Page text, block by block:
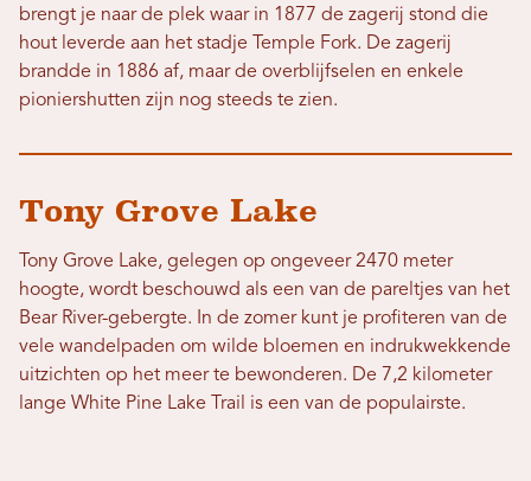
brengt je naar de plek waar in 1877 de zagerij stond die
hout leverde aan het stadje Temple Fork. De zagerij
brandde in 1886 af, maar de overblijfselen en enkele
pioniershutten zijn nog steeds te zien.
Tony Grove Lake
Tony Grove Lake, gelegen op ongeveer 2470 meter
hoogte, wordt beschouwd als een van de pareltjes van het
Bear River-gebergte. In de zomer kunt je profiteren van de
vele wandelpaden om wilde bloemen en indrukwekkende
uitzichten op het meer te bewonderen. De 7,2 kilometer
lange White Pine Lake Trail is een van de populairste.